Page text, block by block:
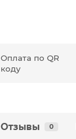
Оплата по QR
коду
Отзывы 0